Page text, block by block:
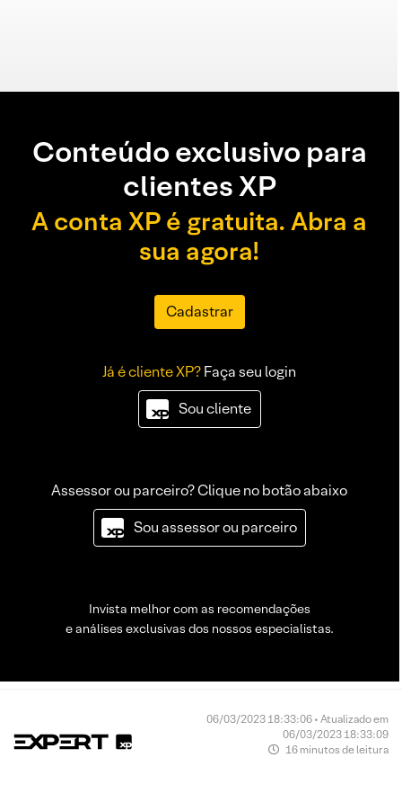
Conteúdo exclusivo para
clientes XP
A conta XP é gratuita. Abra a
sua agora!
Cadastrar
Já é cliente XP?Faça seu login
Sou cliente
Assessor ou parceiro? Clique no botão abaixo
Sou assessor ou parceiro
Invista melhor com as recomendações
e análises exclusivas dos nossos especialistas.
06/03/2023 18:33:06 • Atualizado em
06/03/2023 18:33:09
16 minutos de leitura